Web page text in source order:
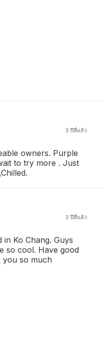
3 ปีที่แล้ว
owners. Purple
to try more . Just
3 ปีที่แล้ว
Ko Chang. Guys
so cool. Have good
you so much